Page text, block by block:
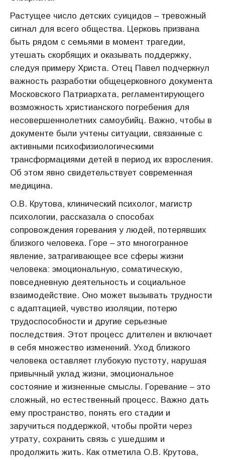
Растущее число детских суицидов – тревожный
сигнал для всего общества. Церковь призвана
быть рядом с семьями в момент трагедии,
утешать скорбящих и оказывать поддержку,
следуя примеру Христа. Отец Павел подчеркнул
важность разработки общецерковного документа
Московского Патриархата, регламентирующего
возможность христианского погребения для
несовершеннолетних самоубийц. Важно, чтобы в
документе были учтены ситуации, связанные с
активными психофизиологическими
трансформациями детей в период их взросления.
Об этом явно свидетельствует современная
медицина.
О.В. Крутова, клинический психолог, магистр
психологии, рассказала о способах
сопровождения горевания у людей, потерявших
близкого человека. Горе – это многогранное
явление, затрагивающее все сферы жизни
человека: эмоциональную, соматическую,
повседневную деятельность и социальное
взаимодействие. Оно может вызывать трудности
с адаптацией, чувство изоляции, потерю
трудоспособности и другие серьезные
последствия. Этот процесс длителен и включает
в себя множество изменений. Уход близкого
человека оставляет глубокую пустоту, нарушая
привычный уклад жизни, эмоциональное
состояние и жизненные смыслы. Горевание – это
сложный, но естественный процесс. Важно дать
ему пространство, понять его стадии и
заручиться поддержкой, чтобы пройти через
утрату, сохранить связь с ушедшим и
продолжить жить. Как отметила О.В. Крутова,